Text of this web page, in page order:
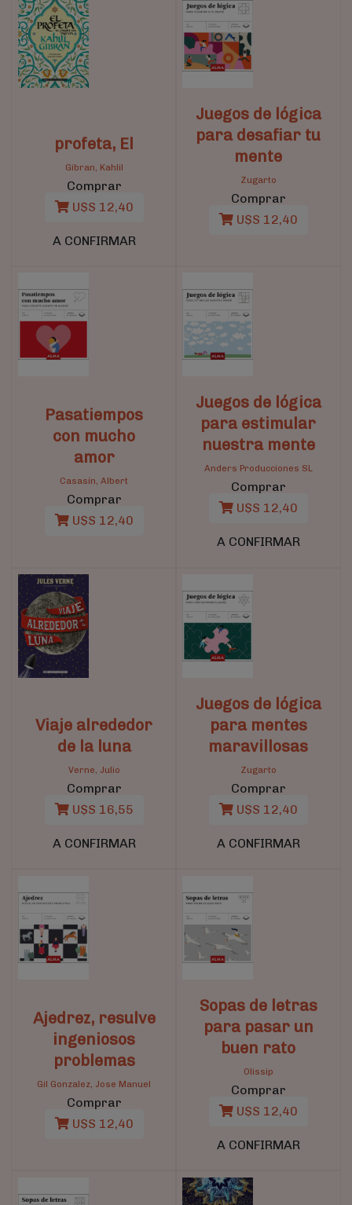
profeta, El
Gibran, Kahlil
Comprar
U$S 12,40
A CONFIRMAR
Juegos de lógica
para desafiar tu
mente
Zugarto
Comprar
U$S 12,40
Pasatiempos
con mucho
amor
Casasín, Albert
Comprar
U$S 12,40
Juegos de lógica
para estimular
nuestra mente
Anders Producciones SL
Comprar
U$S 12,40
A CONFIRMAR
Viaje alrededor
de la luna
Verne, Julio
Comprar
U$S 16,55
A CONFIRMAR
Juegos de lógica
para mentes
maravillosas
Zugarto
Comprar
U$S 12,40
A CONFIRMAR
Ajedrez, resulve
ingeniosos
problemas
Gil Gonzalez, Jose Manuel
Comprar
U$S 12,40
Sopas de letras
para pasar un
buen rato
Olissip
Comprar
U$S 12,40
A CONFIRMAR